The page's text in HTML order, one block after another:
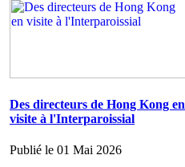
Des directeurs de Hong Kong en
visite à l'Interparoissial
Publié le 01 Mai 2026